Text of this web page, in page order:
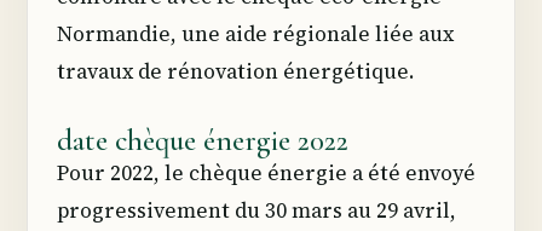
Normandie, une aide régionale liée aux
travaux de rénovation énergétique.
date chèque énergie 2022
Pour 2022, le chèque énergie a été envoyé
progressivement du 30 mars au 29 avril,